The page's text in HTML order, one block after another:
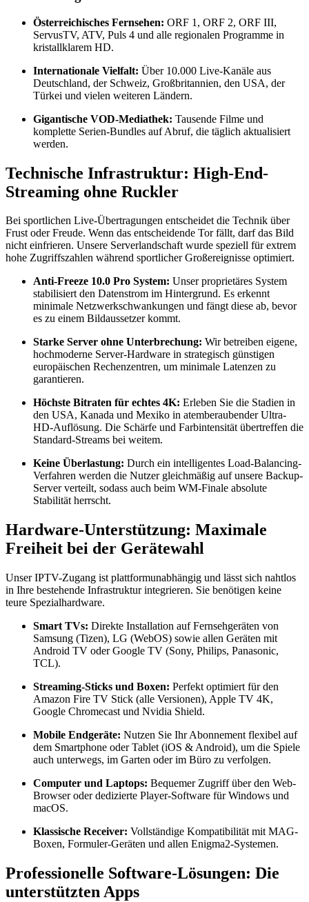
Österreichisches Fernsehen: ORF 1, ORF 2, ORF III,
ServusTV, ATV, Puls 4 und alle regionalen Programme in
kristallklarem HD.
Internationale Vielfalt: Über 10.000 Live-Kanäle aus
Deutschland, der Schweiz, Großbritannien, den USA, der
Türkei und vielen weiteren Ländern.
Gigantische VOD-Mediathek: Tausende Filme und
komplette Serien-Bundles auf Abruf, die täglich aktualisiert
werden.
Technische Infrastruktur: High-End-
Streaming ohne Ruckler
Bei sportlichen Live-Übertragungen entscheidet die Technik über
Frust oder Freude. Wenn das entscheidende Tor fällt, darf das Bild
nicht einfrieren. Unsere Serverlandschaft wurde speziell für extrem
hohe Zugriffszahlen während sportlicher Großereignisse optimiert.
Anti-Freeze 10.0 Pro System: Unser proprietäres System
stabilisiert den Datenstrom im Hintergrund. Es erkennt
minimale Netzwerkschwankungen und fängt diese ab, bevor
es zu einem Bildaussetzer kommt.
Starke Server ohne Unterbrechung: Wir betreiben eigene,
hochmoderne Server-Hardware in strategisch günstigen
europäischen Rechenzentren, um minimale Latenzen zu
garantieren.
Höchste Bitraten für echtes 4K: Erleben Sie die Stadien in
den USA, Kanada und Mexiko in atemberaubender Ultra-
HD-Auflösung. Die Schärfe und Farbintensität übertreffen die
Standard-Streams bei weitem.
Keine Überlastung: Durch ein intelligentes Load-Balancing-
Verfahren werden die Nutzer gleichmäßig auf unsere Backup-
Server verteilt, sodass auch beim WM-Finale absolute
Stabilität herrscht.
Hardware-Unterstützung: Maximale
Freiheit bei der Gerätewahl
Unser IPTV-Zugang ist plattformunabhängig und lässt sich nahtlos
in Ihre bestehende Infrastruktur integrieren. Sie benötigen keine
teure Spezialhardware.
Smart TVs: Direkte Installation auf Fernsehgeräten von
Samsung (Tizen), LG (WebOS) sowie allen Geräten mit
Android TV oder Google TV (Sony, Philips, Panasonic,
TCL).
Streaming-Sticks und Boxen: Perfekt optimiert für den
Amazon Fire TV Stick (alle Versionen), Apple TV 4K,
Google Chromecast und Nvidia Shield.
Mobile Endgeräte: Nutzen Sie Ihr Abonnement flexibel auf
dem Smartphone oder Tablet (iOS & Android), um die Spiele
auch unterwegs, im Garten oder im Büro zu verfolgen.
Computer und Laptops: Bequemer Zugriff über den Web-
Browser oder dedizierte Player-Software für Windows und
macOS.
Klassische Receiver: Vollständige Kompatibilität mit MAG-
Boxen, Formuler-Geräten und allen Enigma2-Systemen.
Professionelle Software-Lösungen: Die
unterstützten Apps